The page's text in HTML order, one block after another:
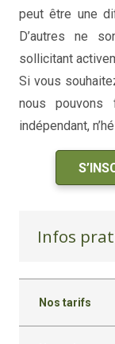
peut être une
D’autres ne
sollicitant
Si vous
nous
indépendant,
Infos
Nos tarifs